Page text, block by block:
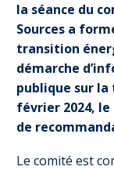
la séance du
Sources a
transition
démarche
publique sur
février 2024, le
de
Le comité est